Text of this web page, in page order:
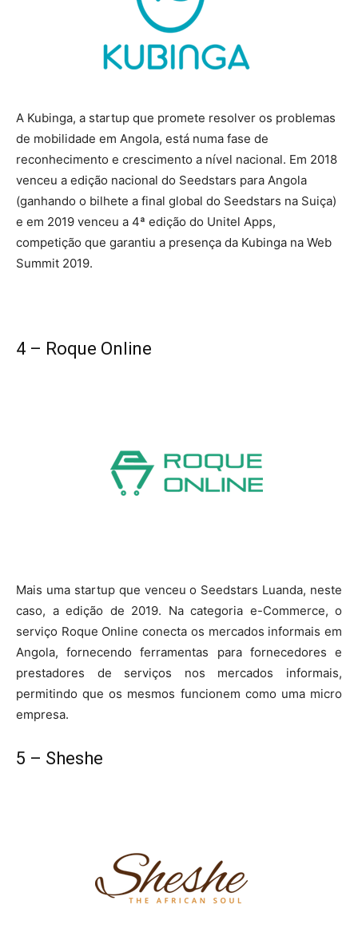
A Kubinga, a startup que promete resolver os problemas
de mobilidade em Angola, está numa fase de
reconhecimento e crescimento a nível nacional. Em 2018
venceu a edição nacional do Seedstars para Angola
(ganhando o bilhete a final global do Seedstars na Suiça)
e em 2019 venceu a 4ª edição do Unitel Apps,
competição que garantiu a presença da Kubinga na Web
Summit 2019.
4 – Roque Online
Mais uma startup que venceu o Seedstars Luanda, neste
caso, a edição de 2019. Na categoria e-Commerce, o
serviço Roque Online conecta os mercados informais em
Angola, fornecendo ferramentas para fornecedores e
prestadores de serviços nos mercados informais,
permitindo que os mesmos funcionem como uma micro
empresa.
5 – Sheshe